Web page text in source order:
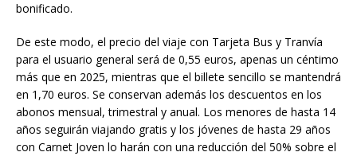
bonificado.
De este modo, el precio del viaje con Tarjeta Bus y Tranvía
para el usuario general será de 0,55 euros, apenas un céntimo
más que en 2025, mientras que el billete sencillo se mantendrá
en 1,70 euros. Se conservan además los descuentos en los
abonos mensual, trimestral y anual. Los menores de hasta 14
años seguirán viajando gratis y los jóvenes de hasta 29 años
con Carnet Joven lo harán con una reducción del 50% sobre el